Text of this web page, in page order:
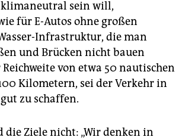
klimaneutral sein will,
für E-Autos ohne großen
Infrastruktur, die man
und Brücken nicht bauen
von etwa 50 nautischen
Kilometern, sei der Verkehr in
zu schaffen.
die Ziele nicht: „Wir denken in